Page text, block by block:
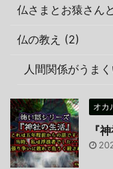
仏さまとお猿さん
仏の教え (2)
人間関係がうま
オカ
『